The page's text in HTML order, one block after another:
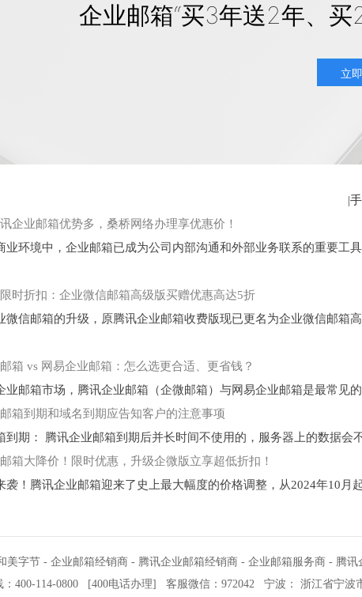
企业邮箱“买3年送2年、买
立
|
企业邮箱优势多，桑桥网络办理享优惠价！
环境中，企业邮箱已成为公司内部沟通和外部业务联系的重要工
时折扣：企业微信邮箱高级版买赠优惠高达5折
信邮箱的升级，原腾讯企业邮箱收费版现已更名为企业微信邮箱
箱 vs 网易企业邮箱：怎么选更合适、更省钱？
邮箱市场，腾讯企业邮箱（企微邮箱）与网易企业邮箱是最常见
箱到期和域名到期应告知客户的注意事项
期： 腾讯企业邮箱到期后并长时间不使用的，服务器上的数据会
箱大降价！限时优惠，升级企微版立享超低折扣！
！腾讯企业邮箱迎来了史上最大幅度的价格调整，从2024年10月
美字节- 企业邮箱经销商- 腾讯企业邮箱经销商- 企业邮箱服务商- 腾讯
400-114-0800 [400电话办理] 客服微信：972042 宁波 ： 浙江省宁波